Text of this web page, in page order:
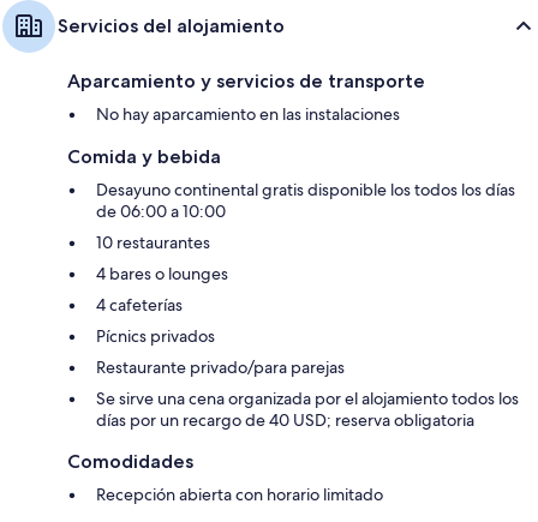
Servicios del alojamiento
Aparcamiento y servicios de transporte
No hay aparcamiento en las instalaciones
Comida y bebida
Desayuno continental gratis disponible los todos los días
de 06:00 a 10:00
10 restaurantes
4 bares o lounges
4 cafeterías
Pícnics privados
Restaurante privado/para parejas
Se sirve una cena organizada por el alojamiento todos los
días por un recargo de 40 USD; reserva obligatoria
Comodidades
Recepción abierta con horario limitado